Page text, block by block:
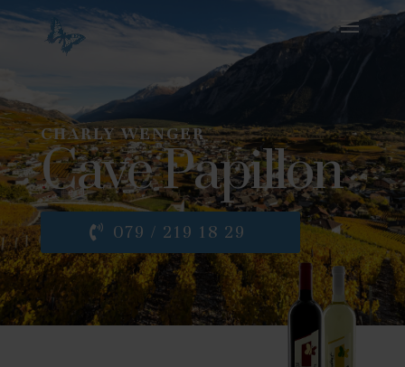
CHARLY WENGER
Cave Papillon
079 / 219 18 29